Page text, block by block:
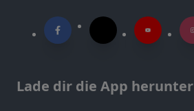
Lade dir die App herunter